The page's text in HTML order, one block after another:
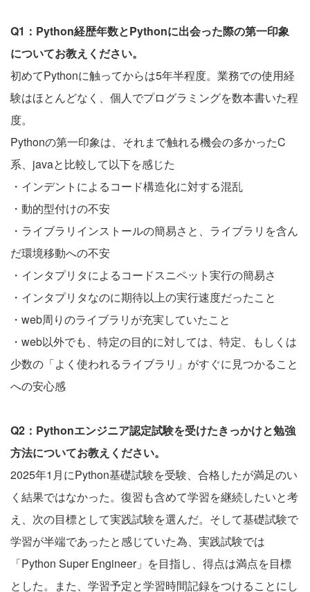
Q1：Python経歴年数とPythonに出会った際の第一印象
についてお教えください。
初めてPythonに触ってからは5年半程度。業務での使用経
験はほとんどなく、個人でプログラミングを数本書いた程
度。
Pythonの第一印象は、それまで触れる機会の多かったC
系、javaと比較して以下を感じた
・インデントによるコード構造化に対する混乱
・動的型付けの不安
・ライブラリインストールの簡易さと、ライブラリを含ん
だ環境移動への不安
・インタプリタによるコードスニペット実行の簡易さ
・インタプリタなのに期待以上の実行速度だったこと
・web周りのライブラリが充実していたこと
・web以外でも、特定の目的に対しては、特定、もしくは
少数の「よく使われるライブラリ」がすぐに見つかること
への安心感
Q2：Pythonエンジニア認定試験を受けたきっかけと勉強
方法についてお教えください。
2025年1月にPython基礎試験を受験、合格したが満足のい
く結果ではなかった。復習も含めて学習を継続したいと考
え、次の目標として実践試験を選んだ。そして基礎試験で
学習が半端であったと感じていた為、実践試験では
「Python Super Engineer」を目指し、得点は満点を目標
とした。また、学習予定と学習時間記録をつけることにし